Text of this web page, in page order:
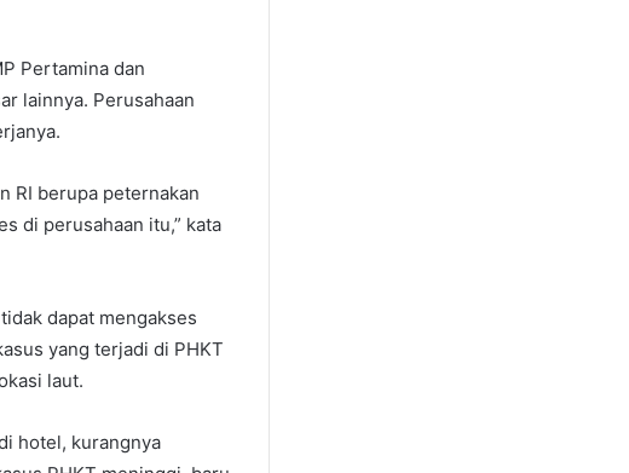
Pertamina dan
lainnya. Perusahaan
RI berupa peternakan
di perusahaan itu,” kata
dapat mengakses
yang terjadi di PHKT
laut.
hotel, kurangnya